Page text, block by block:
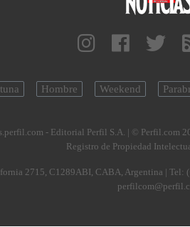
Hombre Weekend
- Editorial Perfil S.A. | © Perfil.com
Registro de Propiedad
2715, C1289ABI, CABA, Argentina | Tel: